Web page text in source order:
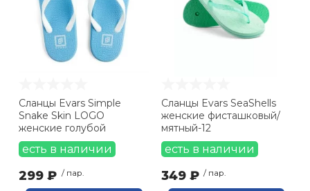
Сланцы Evars Simple
Snake Skin LOGO
женские голубой
есть в наличии
299 ₽ / пар.
Сланцы Evars SeaShells
женские фисташковый/
мятный-12
есть в наличии
349 ₽ / пар.